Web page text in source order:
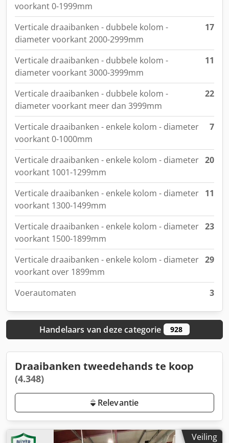
voorkant 0-1999mm
Verticale draaibanken - dubbele kolom -
diameter voorkant 2000-2999mm
17
Verticale draaibanken - dubbele kolom -
diameter voorkant 3000-3999mm
11
Verticale draaibanken - dubbele kolom -
diameter voorkant meer dan 3999mm
22
Verticale draaibanken - enkele kolom - diameter
voorkant 0-1000mm
7
Verticale draaibanken - enkele kolom - diameter
voorkant 1001-1299mm
20
Verticale draaibanken - enkele kolom - diameter
voorkant 1300-1499mm
11
Verticale draaibanken - enkele kolom - diameter
voorkant 1500-1899mm
23
Verticale draaibanken - enkele kolom - diameter
voorkant over 1899mm
29
Voerautomaten 3
Handelaars van deze categorie 928
Draaibanken tweedehands te koop
(4.348)
Relevantie
Veiling